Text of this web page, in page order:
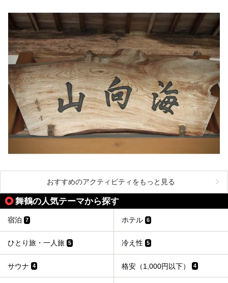
おすすめのアクティビティをもっと見る
舞鶴の人気テーマから探す
宿泊 7 ホテル 6
ひとり旅・一人旅 5 冷え性 5
サウナ 4 格安（1,000円以下） 4